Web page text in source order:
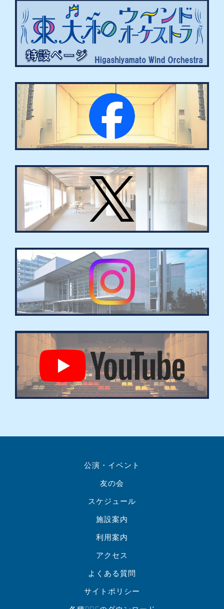
公演・イベント
友の会
スケジュール
施設案内
利用案内
アクセス
よくある質問
サイトポリシー